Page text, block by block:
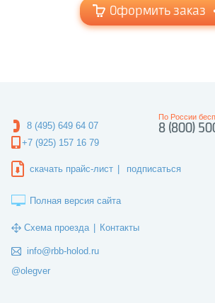
Оформить заказ
8 (495) 649 64 07
+7 (925) 157 16 79
8 (800)
По России
скачать прайс-лист подписаться
Полная версия сайта
Схема проезда Контакты
info@rbb-holod.ru
@olegver